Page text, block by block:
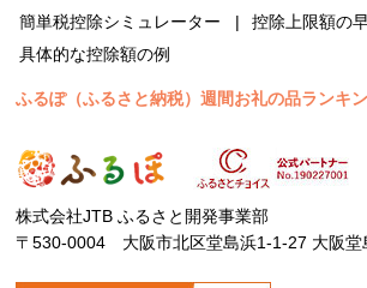
簡単税控除シミュレーター
控除上限額の
具体的な控除額の例
ふるぽ（ふるさと納税）週間お礼の品ランキ
株式会社JTB ふるさと開発事業部
〒530-0004 大阪市北区堂島浜1-1-27 大阪堂